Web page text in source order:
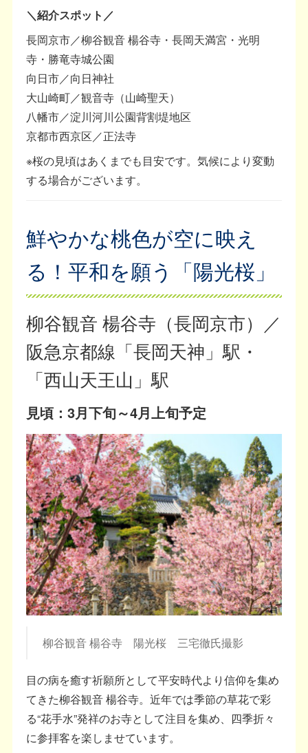
＼紹介スポット／
長岡京市／柳谷観音 楊谷寺・長岡天満宮・光明
寺・勝竜寺城公園
向日市／向日神社
大山崎町／観音寺（山崎聖天）
八幡市／淀川河川公園背割堤地区
京都市西京区／正法寺
※桜の見頃はあくまでも目安です。気候により変動
する場合がございます。
鮮やかな桃色が空に映え
る！平和を願う「陽光桜」
柳谷観音 楊谷寺（長岡京市）／
阪急京都線「長岡天神」駅・
「西山天王山」駅
見頃：3月下旬～4月上旬予定
柳谷観音 楊谷寺 陽光桜 三宅徹氏撮影
目の病を癒す祈願所として平安時代より信仰を集め
てきた柳谷観音 楊谷寺。近年では季節の草花で彩
る“花手水”発祥のお寺として注目を集め、四季折々
に参拝客を楽しませています。